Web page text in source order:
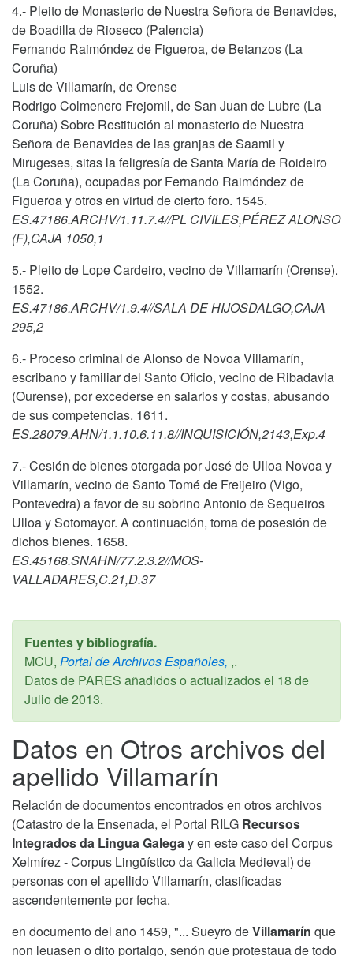
4.- Pleito de Monasterio de Nuestra Señora de Benavides,
de Boadilla de Rioseco (Palencia)
Fernando Raimóndez de Figueroa, de Betanzos (La
Coruña)
Luis de Villamarín, de Orense
Rodrigo Colmenero Frejomil, de San Juan de Lubre (La
Coruña) Sobre Restitución al monasterio de Nuestra
Señora de Benavides de las granjas de Saamil y
Mirugeses, sitas la feligresía de Santa María de Roideiro
(La Coruña), ocupadas por Fernando Raimóndez de
Figueroa y otros en virtud de cierto foro. 1545.
ES.47186.ARCHV/1.11.7.4//PL CIVILES,PÉREZ ALONSO
(F),CAJA 1050,1
5.- Pleito de Lope Cardeiro, vecino de Villamarín (Orense).
1552.
ES.47186.ARCHV/1.9.4//SALA DE HIJOSDALGO,CAJA
295,2
6.- Proceso criminal de Alonso de Novoa Villamarín,
escribano y familiar del Santo Oficio, vecino de Ribadavia
(Ourense), por excederse en salarios y costas, abusando
de sus competencias. 1611.
ES.28079.AHN/1.1.10.6.11.8//INQUISICIÓN,2143,Exp.4
7.- Cesión de bienes otorgada por José de Ulloa Novoa y
Villamarín, vecino de Santo Tomé de Freijeiro (Vigo,
Pontevedra) a favor de su sobrino Antonio de Sequeiros
Ulloa y Sotomayor. A continuación, toma de posesión de
dichos bienes. 1658.
ES.45168.SNAHN/77.2.3.2//MOS-
VALLADARES,C.21,D.37
Fuentes y bibliografía.
MCU, Portal de Archivos Españoles, ,.
Datos de PARES añadidos o actualizados el 18 de
Julio de 2013.
Datos en Otros archivos del
apellido Villamarín
Relación de documentos encontrados en otros archivos
(Catastro de la Ensenada, el Portal RILG Recursos
Integrados da Lingua Galega y en este caso del Corpus
Xelmírez - Corpus Lingüístico da Galicia Medieval) de
personas con el apellido Villamarín, clasificadas
ascendentemente por fecha.
en documento del año 1459, "... Sueyro deVillamarín que
non leuasen o dito portalgo, senón que protestaua de todo